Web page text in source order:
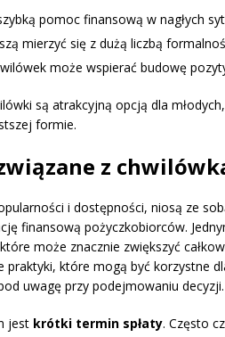
pomoc finansową w nagłych
mierzyć się z dużą liczbą
może wspierać budowę
są atrakcyjną opcją dla
formie.
z
i dostępności, niosą ze
finansową pożyczkobiorców.
może znacznie zwiększyć
które mogą być korzystne
uwagę przy podejmowaniu decyzji.
jest krótki termin spłaty. Często